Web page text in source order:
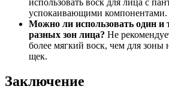
успокаивающими компонентами.
Можно ли использовать один и
разных зон лица? Не
более мягкий воск, чем для зоны
щек.
Заключение